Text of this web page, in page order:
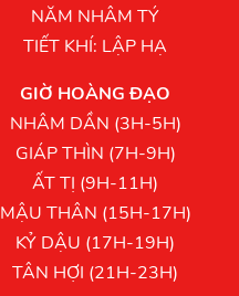
NĂM NHÂM TÝ
TIẾT KHÍ: LẬP HẠ
GIỜ HOÀNG ĐẠO
NHÂM DẦN (3H-5H)
GIÁP THÌN (7H-9H)
ẤT TỊ (9H-11H)
MẬU THÂN (15H-17H)
KỶ DẬU (17H-19H)
TÂN HỢI (21H-23H)